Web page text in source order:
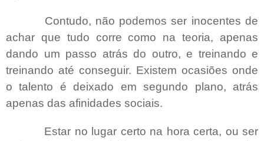
Contudo, não podemos ser inocentes de
achar que tudo corre como na teoria, apenas
dando um passo atrás do outro, e treinando e
treinando até conseguir. Existem ocasiões onde
o talento é deixado em segundo plano, atrás
apenas das afinidades sociais.
Estar no lugar certo na hora certa, ou ser